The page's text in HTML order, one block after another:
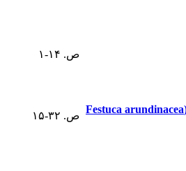
ص. ۱۴-۱
بررسی شاخص‌‌های مورفولوژیک و فیزیولوژیک سبزفرش‌‌های چایر (Cynodon dactylon [L.] Pers. California Origin)، چمانواش بلند(Festuca arundinacea
ص. ۳۲-۱۵